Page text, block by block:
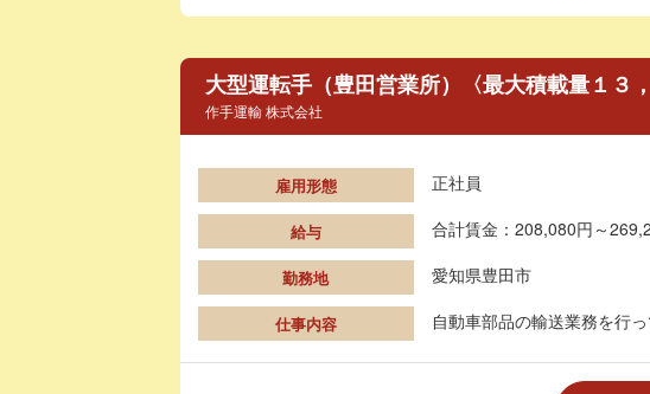
大型運転手（豊田営業所）〈最大積載量１３
作手運輸 株式会社
雇用形態 正社員
給与 合計賃金：208,080円～
勤務地 愛知県豊田市
仕事内容 自動車部品の輸送業務を行